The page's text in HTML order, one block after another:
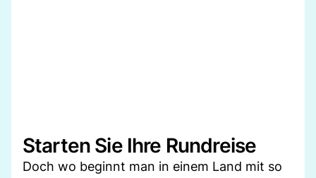
Starten Sie Ihre Rundreise
Doch wo beginnt man in einem Land mit so